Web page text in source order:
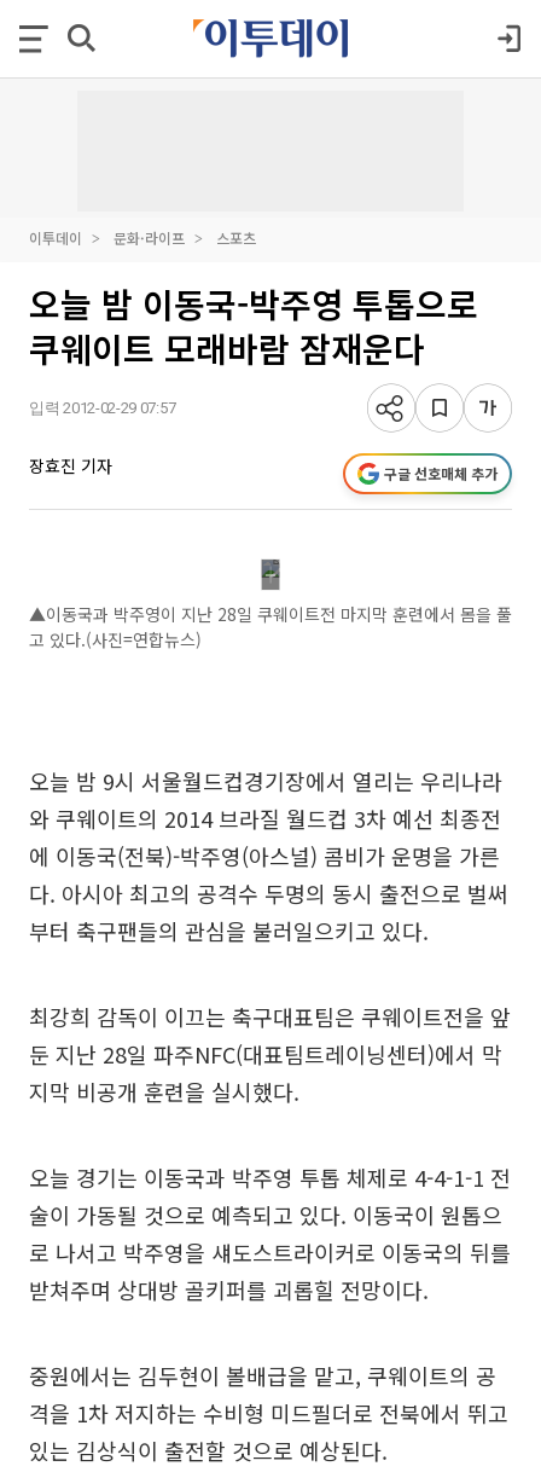
이투데이 문화·라이프 스포츠
오늘 밤 이동국-박주영 투톱으로
쿠웨이트 모래바람 잠재운다
입력 2012-02-29 07:57
장효진 기자 구글 선호매체 추가
▲이동국과 박주영이 지난 28일 쿠웨이트전 마지막 훈련에서 몸을 풀
고 있다.(사진=연합뉴스)
오늘 밤 9시 서울월드컵경기장에서 열리는 우리나라
와 쿠웨이트의 2014 브라질 월드컵 3차 예선 최종전
에 이동국(전북)-박주영(아스널) 콤비가 운명을 가른
다. 아시아 최고의 공격수 두명의 동시 출전으로 벌써
부터 축구팬들의 관심을 불러일으키고 있다.
최강희 감독이 이끄는 축구대표팀은 쿠웨이트전을 앞
둔 지난 28일 파주NFC(대표팀트레이닝센터)에서 막
지막 비공개 훈련을 실시했다.
오늘 경기는 이동국과 박주영 투톱 체제로 4-4-1-1 전
술이 가동될 것으로 예측되고 있다. 이동국이 원톱으
로 나서고 박주영을 섀도스트라이커로 이동국의 뒤를
받쳐주며 상대방 골키퍼를 괴롭힐 전망이다.
중원에서는 김두현이 볼배급을 맡고, 쿠웨이트의 공
격을 1차 저지하는 수비형 미드필더로 전북에서 뛰고
있는 김상식이 출전할 것으로 예상된다.